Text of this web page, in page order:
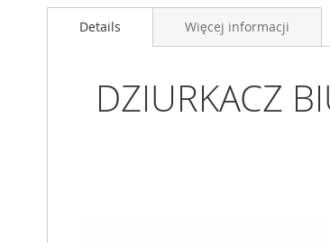
na
początekDetails
DZIURKACZ
Więcej informacji